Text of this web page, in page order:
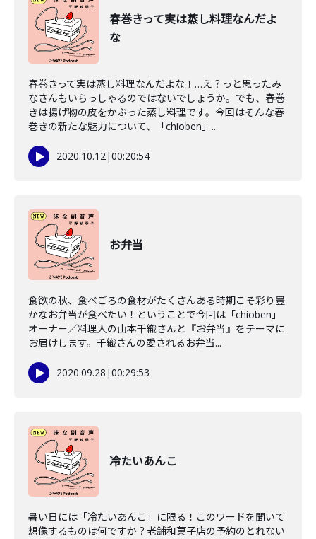
春巻きって実は蒸し料理なんだよ
な
春巻きって実は蒸し料理なんだよな！…え？っと思ったみ
なさんもいらっしゃるのではないでしょうか。でも、春巻
きは揚げ物の皮をかぶった蒸し料理です。今回はそんな春
巻きの新たな魅力について、「chioben」...
2020.10.12|00:20:54
お弁当
食欲の秋、食べごろの食材がたくさんある時期こそ彩り豊
かなお弁当が食べたい！ということで今回は「chioben」
オーナー／料理人の山本千織さんと『お弁当』をテーマに
お届けします。千織さんの愛されるお弁当...
2020.09.28 |00:29:53
冷たいあんこ
暑い日には「冷たいあんこ」に限る！このワードを聞いて
想像するものは何ですか？老舗和菓子店の予約のとれない